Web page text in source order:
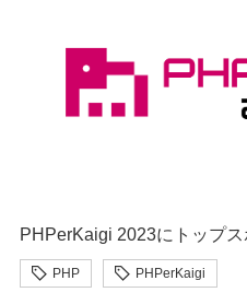
PHPerKaigi 2023にトップ
PHP PHPerKaigi